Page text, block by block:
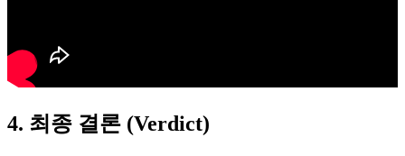
4. 최종 결론 (Verdict)